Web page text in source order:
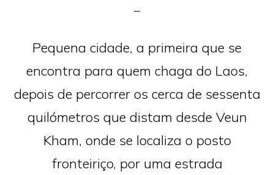
Pequena cidade, a primeira que se
encontra para quem chaga do Laos,
depois de percorrer os cerca de sessenta
quilómetros que distam desde Veun
Kham, onde se localiza o posto
fronteiriço, por uma estrada